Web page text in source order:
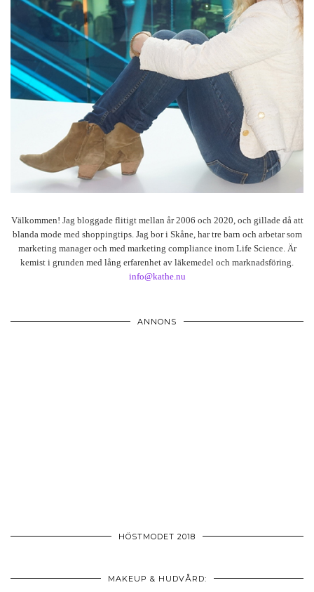
Välkommen! Jag bloggade flitigt mellan år 2006 och 2020, och gillade då att
blanda mode med shoppingtips. Jag bor i Skåne, har tre barn och arbetar som
marketing manager och med marketing compliance inom Life Science. Är
kemist i grunden med lång erfarenhet av läkemedel och marknadsföring.
info@kathe.nu
ANNONS
HÖSTMODET 2018
MAKEUP & HUDVÅRD: